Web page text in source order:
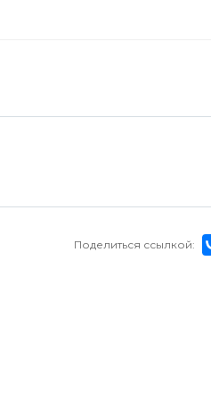
Поделиться ссылкой: